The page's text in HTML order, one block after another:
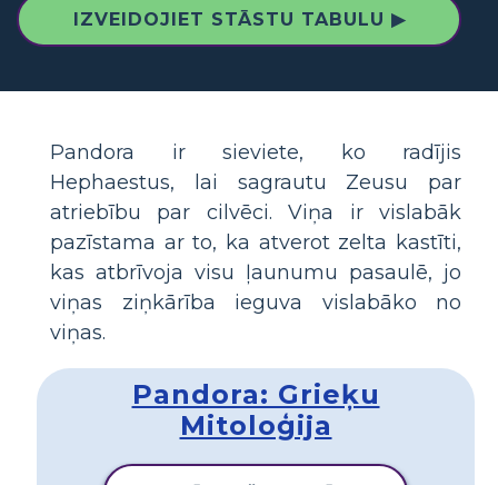
IZVEIDOJIET STĀSTU TABULU ▶
Pandora ir sieviete, ko radījis
Hephaestus, lai sagrautu Zeusu par
atriebību par cilvēci. Viņa ir vislabāk
pazīstama ar to, ka atverot zelta kastīti,
kas atbrīvoja visu ļaunumu pasaulē, jo
viņas ziņkārība ieguva vislabāko no
viņas.
Pandora: Grieķu
Mitoloģija